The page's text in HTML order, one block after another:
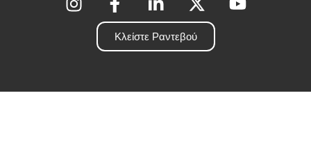
Κλείστε Ραντεβού